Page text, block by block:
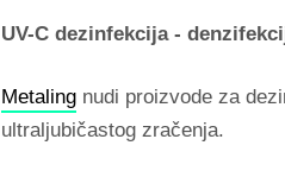
UV-C dezinfekcija -
Metaling nudi proizvode za
ultraljubičastog zračenja.